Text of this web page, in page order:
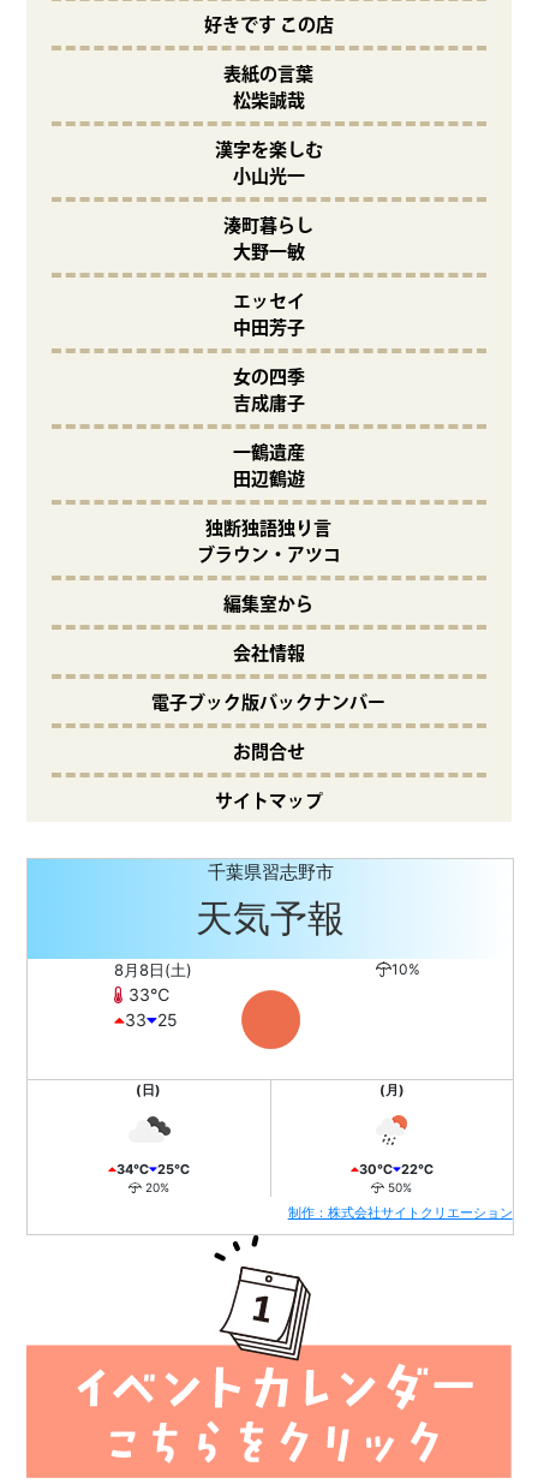
好きです この店
表紙の言葉
松柴誠哉
漢字を楽しむ
小山光一
湊町暮らし
大野一敏
エッセイ
中田芳子
女の四季
吉成庸子
一鶴遺産
田辺鶴遊
独断独語独り言
ブラウン・アツコ
編集室から
会社情報
電子ブック版バックナンバー
お問合せ
サイトマップ
千葉県習志野市
天気予報
8月8日(土)
33℃
33
25
10%
(日)
34℃ 25℃
20%
(月)
30℃ 22℃
50%
制作：株式会社サイトクリエーション